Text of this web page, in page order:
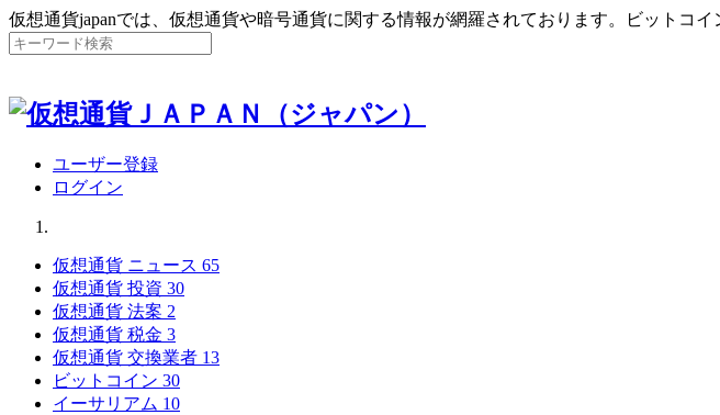
仮想通貨japanでは、仮想通貨や暗号通貨に関する情報が網羅されております。ビットコ
ユーザー登録
ログイン
仮想通貨 ニュース 65
仮想通貨 投資 30
仮想通貨 法案 2
仮想通貨 税金 3
仮想通貨 交換業者 13
ビットコイン 30
イーサリアム 10